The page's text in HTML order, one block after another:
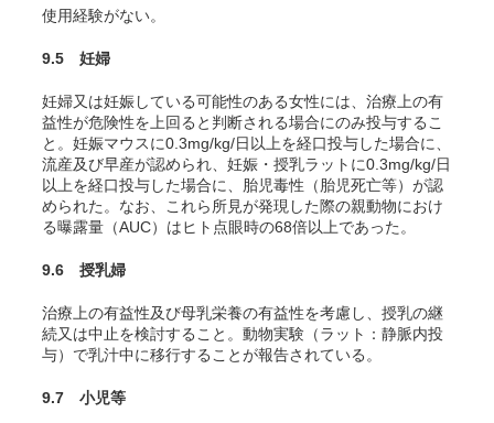
使用経験がない。
9.5 妊婦
妊婦又は妊娠している可能性のある女性には、治療上の有
益性が危険性を上回ると判断される場合にのみ投与するこ
と。妊娠マウスに0.3mg/kg/日以上を経口投与した場合に、
流産及び早産が認められ 、妊娠・授乳ラットに0.3mg/kg/日
以上を経口投与した場合に、胎児毒性（胎児死亡等）が認
められた 。なお、これら所見が発現した際の親動物におけ
る曝露量（AUC）はヒト点眼時の68倍以上であった。
9.6 授乳婦
治療上の有益性及び母乳栄養の有益性を考慮し、授乳の継
続又は中止を検討すること。動物実験（ラット：静脈内投
与）で乳汁中に移行することが報告されている 。
9.7 小児等